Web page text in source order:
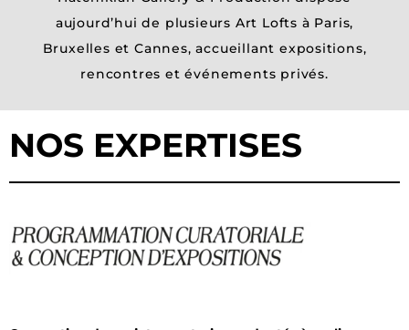
aujourd’hui de plusieurs Art Lofts à Paris,
Bruxelles et Cannes, accueillant expositions,
rencontres et événements privés.
NOS EXPERTISES